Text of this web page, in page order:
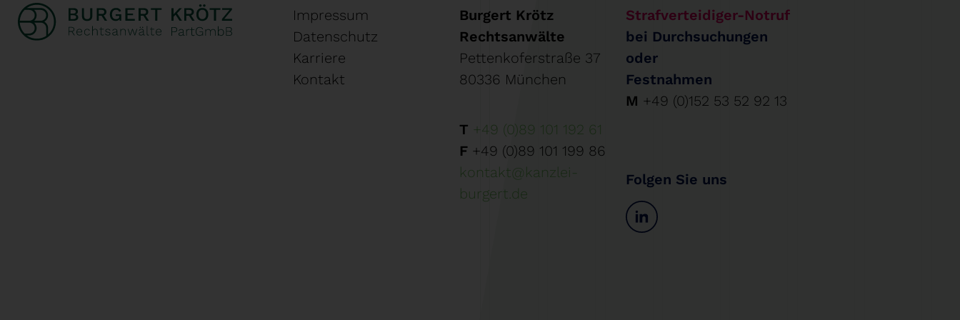
Impressum
Datenschutz
Karriere
Kontakt
Burgert Krötz
Rechtsanwälte
Pettenkoferstraße 37
80336 München
T +49 (0)89 101 192 61
F+49 (0)89 101 199 86
kontakt@kanzlei-
burgert.de
Strafverteidiger-Notruf
bei Durchsuchungen
oder
Festnahmen
M +49 (0)152 53 52 92 13
Folgen Sie uns